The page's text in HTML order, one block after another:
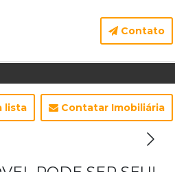
Contato
lista Contatar Imobiliária